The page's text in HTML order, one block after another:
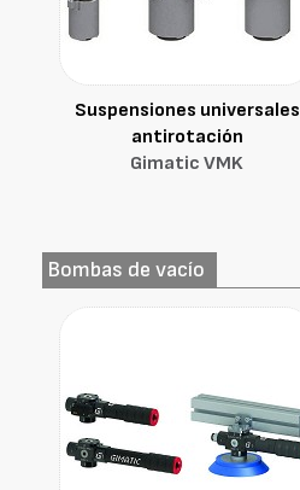
Suspensiones universales
antirotación
Gimatic VMK
Bombas de vacío